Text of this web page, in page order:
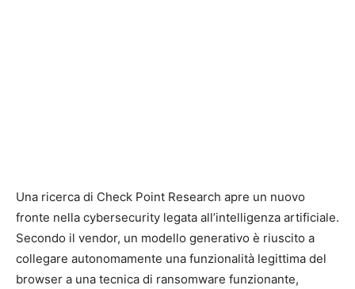
Una ricerca di Check Point Research apre un nuovo
fronte nella cybersecurity legata all’intelligenza artificiale.
Secondo il vendor, un modello generativo è riuscito a
collegare autonomamente una funzionalità legittima del
browser a una tecnica di ransomware funzionante,